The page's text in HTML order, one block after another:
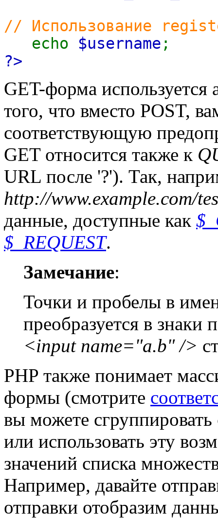
// Использование
echo $username ;
?>
GET-форма
того, что вместо POST,
соответствующую
GET относится также к
URL после '?'). Так,
http://www.example.com/
данные, доступные как
$_REQUEST.
Замечание:
Точки и пробелы в
преобразуется в
<input name="a.b" />
PHP также понимает
формы (смотрите
вы можете
или использовать эту
значений списка
Например, давайте
отправки отобразим